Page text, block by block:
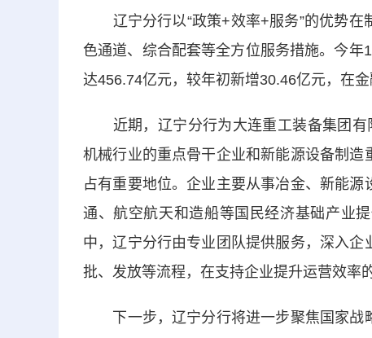
辽宁分行以“政策+效率+服务”的优势在
色通道、综合配套等全方位服务措施。今
达456.74亿元，较年初新增30.46亿元，在
近期，辽宁分行为大连重工装备集团有
机械行业的重点骨干企业和新能源设备制
占有重要地位。企业主要从事冶金、新能
通、航空航天和造船等国民经济基础产业
中，辽宁分行由专业团队提供服务，深入
批、发放等流程，在支持企业提升运营效率
下一步，辽宁分行将进一步聚焦国家战